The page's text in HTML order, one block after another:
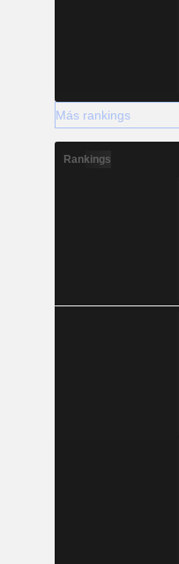
Más rankings
Rankings